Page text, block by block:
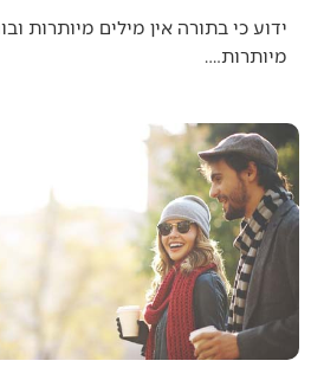
ידוע כי בתורה אין מילים מיותרות
מיותרות.…